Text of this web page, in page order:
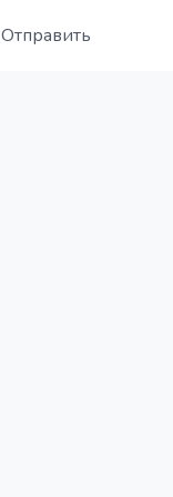
Отправить